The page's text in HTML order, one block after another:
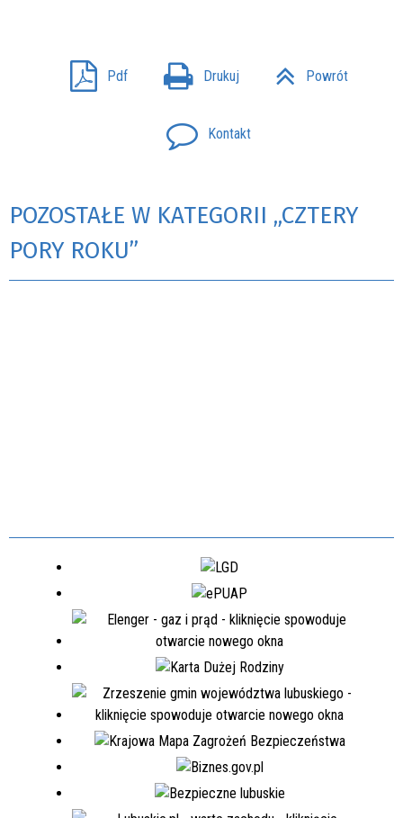
Pdf Drukuj Powrót
Kontakt
POZOSTAŁE W KATEGORII „CZTERY
PORY ROKU”